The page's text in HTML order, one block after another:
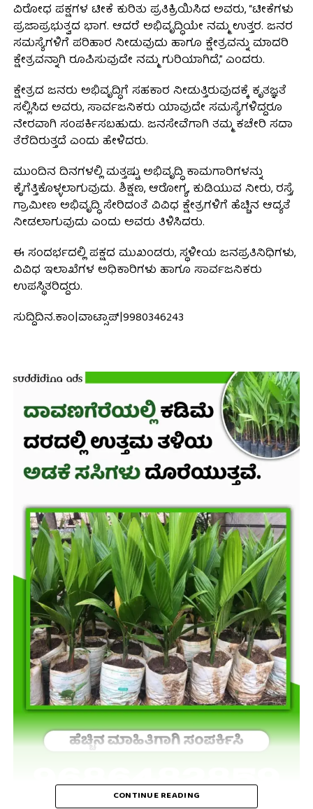
ವಿರೋಧ ಪಕ್ಷಗಳ ಟೀಕೆ ಕುರಿತು ಪ್ರತಿಕ್ರಿಯಿಸಿದ ಅವರು, “ಟೀಕೆಗಳು
ಪ್ರಜಾಪ್ರಭುತ್ವದ ಭಾಗ. ಆದರೆ ಅಭಿವೃದ್ಧಿಯೇ ನಮ್ಮ ಉತ್ತರ. ಜನರ
ಸಮಸ್ಯೆಗಳಿಗೆ ಪರಿಹಾರ ನೀಡುವುದು ಹಾಗೂ ಕ್ಷೇತ್ರವನ್ನು ಮಾದರಿ
ಕ್ಷೇತ್ರವನ್ನಾಗಿ ರೂಪಿಸುವುದೇ ನಮ್ಮ ಗುರಿಯಾಗಿದೆ,” ಎಂದರು.
ಕ್ಷೇತ್ರದ ಜನರು ಅಭಿವೃದ್ಧಿಗೆ ಸಹಕಾರ ನೀಡುತ್ತಿರುವುದಕ್ಕೆ ಕೃತಜ್ಞತೆ
ಸಲ್ಲಿಸಿದ ಅವರು, ಸಾರ್ವಜನಿಕರು ಯಾವುದೇ ಸಮಸ್ಯೆಗಳಿದ್ದರೂ
ನೇರವಾಗಿ ಸಂಪರ್ಕಿಸಬಹುದು. ಜನಸೇವೆಗಾಗಿ ತಮ್ಮ ಕಚೇರಿ ಸದಾ
ತೆರೆದಿರುತ್ತದೆ ಎಂದು ಹೇಳಿದರು.
ಮುಂದಿನ ದಿನಗಳಲ್ಲಿ ಮತ್ತಷ್ಟು ಅಭಿವೃದ್ಧಿ ಕಾಮಗಾರಿಗಳನ್ನು
ಕೈಗೆತ್ತಿಕೊಳ್ಳಲಾಗುವುದು. ಶಿಕ್ಷಣ, ಆರೋಗ್ಯ, ಕುಡಿಯುವ ನೀರು, ರಸ್ತೆ,
ಗ್ರಾಮೀಣ ಅಭಿವೃದ್ಧಿ ಸೇರಿದಂತೆ ವಿವಿಧ ಕ್ಷೇತ್ರಗಳಿಗೆ ಹೆಚ್ಚಿನ ಆದ್ಯತೆ
ನೀಡಲಾಗುವುದು ಎಂದು ಅವರು ತಿಳಿಸಿದರು.
ಈ ಸಂದರ್ಭದಲ್ಲಿ ಪಕ್ಷದ ಮುಖಂಡರು, ಸ್ಥಳೀಯ ಜನಪ್ರತಿನಿಧಿಗಳು,
ವಿವಿಧ ಇಲಾಖೆಗಳ ಅಧಿಕಾರಿಗಳು ಹಾಗೂ ಸಾರ್ವಜನಿಕರು
ಉಪಸ್ಥಿತರಿದ್ದರು.
ಸುದ್ದಿದಿನ.ಕಾಂ|ವಾಟ್ಸಾಪ್|9980346243
CONTINUE READING